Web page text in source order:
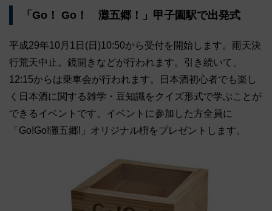
「Go！ Go！ 灘五郷！」甲子園駅で出発式
平成29年10月1日(日)10:50から受付を開始します。雨天決
行荒天中止。鏡開きなどが行われます。引き続いて、
12:15からは乗車会が行われます。日本酒初心者でも楽し
く日本酒に関する雑学・豆知識をクイズ形式で学ぶことが
できるイベントです。イベントに参加した方全員に
「Go!Go!灘五郷!」オリジナル枡をプレゼントします。